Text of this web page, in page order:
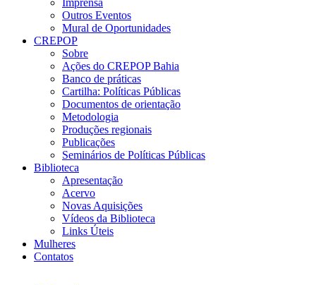
Imprensa
Outros Eventos
Mural de Oportunidades
CREPOP
Sobre
Ações do CREPOP Bahia
Banco de práticas
Cartilha: Políticas Públicas
Documentos de orientação
Metodologia
Produções regionais
Publicações
Seminários de Políticas Públicas
Biblioteca
Apresentação
Acervo
Novas Aquisições
Vídeos da Biblioteca
Links Úteis
Mulheres
Contatos